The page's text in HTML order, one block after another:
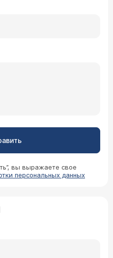
вы выражаете свое
персональных данных